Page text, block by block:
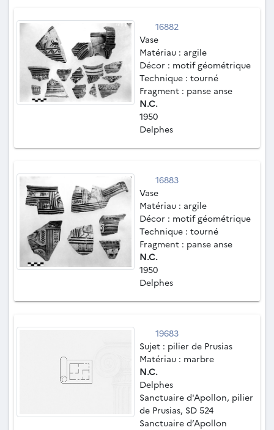
16882
Vase
Matériau : argile
Décor : motif géométrique
Technique : tourné
Fragment : panse anse
N.C.
1950
Delphes
16883
Vase
Matériau : argile
Décor : motif géométrique
Technique : tourné
Fragment : panse anse
N.C.
1950
Delphes
19683
Sujet : pilier de Prusias
Matériau : marbre
N.C.
Delphes
Sanctuaire d'Apollon, pilier
de Prusias, SD 524
Sanctuaire d’Apollon